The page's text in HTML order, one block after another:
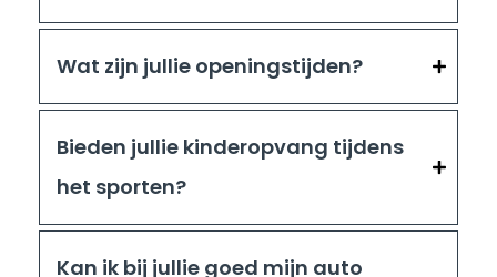
Wat zijn jullie openingstijden?
Bieden jullie kinderopvang tijdens
het sporten?
Kan ik bij jullie goed mijn auto